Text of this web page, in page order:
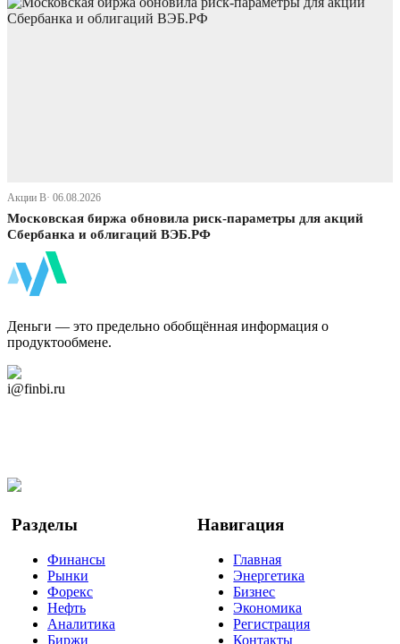
Акции В· 06.08.2026
Московская биржа обновила риск-параметры для акций
Сбербанка и облигаций ВЭБ.РФ
Деньги — это предельно обобщённая информация о
продуктообмене.
i@finbi.ru
Разделы
Финансы
Рынки
Форекс
Нефть
Аналитика
Биржи
Навигация
Главная
Энергетика
Бизнес
Экономика
Регистрация
Контакты